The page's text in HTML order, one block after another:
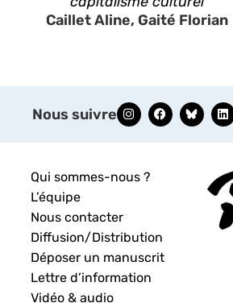
Caillet Aline, Gaité Florian
Nous suivre
Qui sommes-nous ?
L’équipe
Nous contacter
Diffusion/Distribution
Déposer un manuscrit
Lettre d’information
Vidéo & audio